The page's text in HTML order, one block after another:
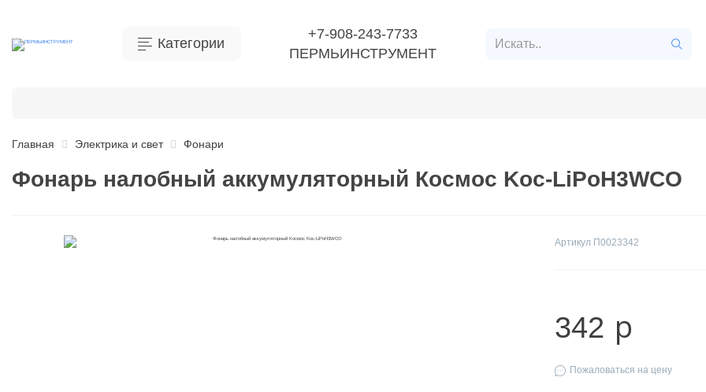
Категории
+7-908-243-7733
ПЕРМЬИНСТРУМЕНТ
Главная Электрика и свет Фонари
Фонарь налобный аккумуляторный Космос Koc-LiPoH3WCO
Артикул П0023342
342 p
Пожаловаться на цену